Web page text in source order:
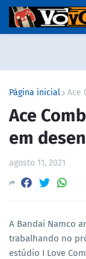
Página inicial Ace
Ace
em
agosto 11, 2021
A Bandai Namco
trabalhando no
estúdio I Love